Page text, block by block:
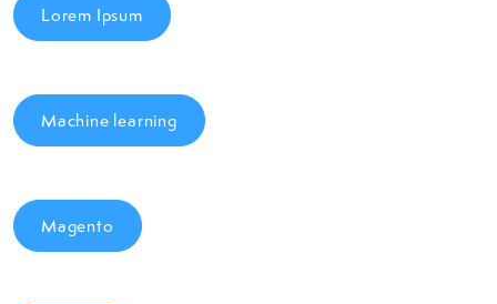
Lorem Ipsum
Machine learning
Magento